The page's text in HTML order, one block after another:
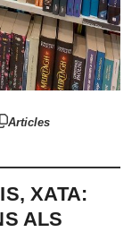
Articles
XATA:
ALS